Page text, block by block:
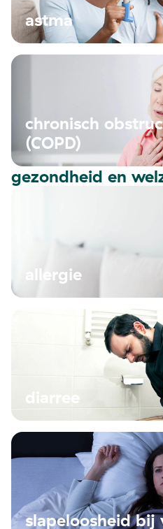
astma
chronisch
(COPD)
gezondheid en
allergie
diarree
slapeloosheid bij